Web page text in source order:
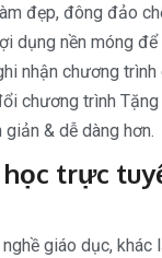
đẹp, đông đảo
dụng nền móng để
nhận chương
chương trình
& dễ dàng hơn.
trực
giáo dục, khác